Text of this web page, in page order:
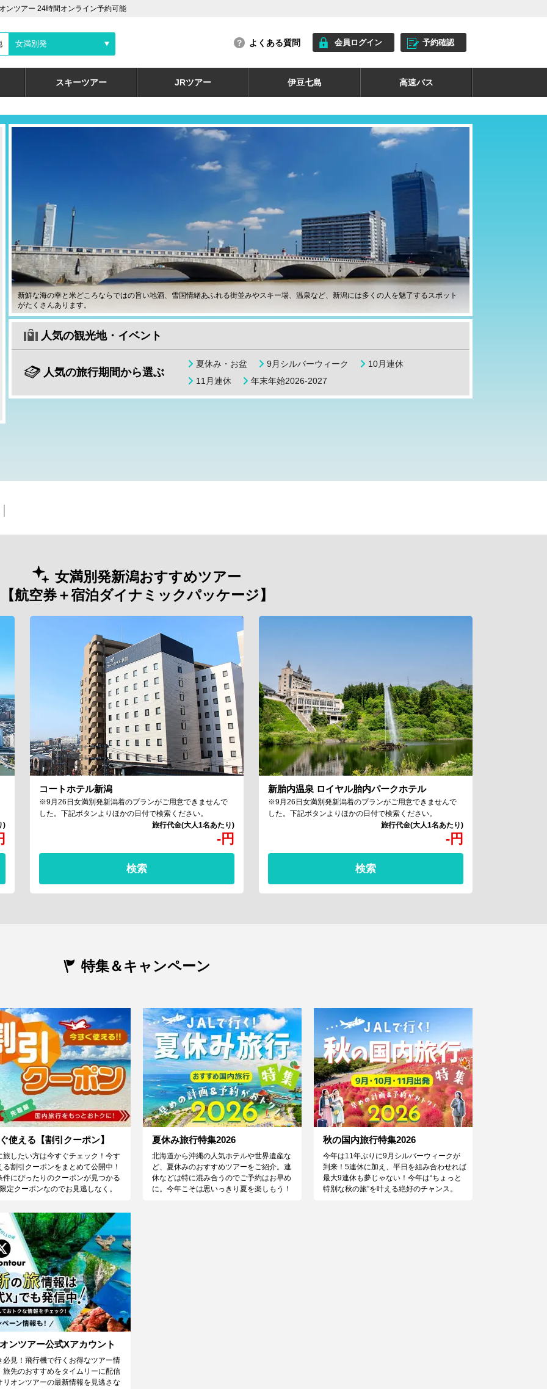
ンツアー 24時間オンライン予約可能
女満別発 よくある質問 会員ログイン 予約確認
スキーツアー JRツアー 伊豆七島 高速バス
新鮮な海の幸と米どころならではの旨い地酒、雪国情緒あふれる街並みやスキー場、温泉など、新潟には多くの人を魅了するスポット
がたくさんあります。
人気の観光地・イベント
人気の旅行期間から選ぶ
夏休み・お盆 9月シルバーウィーク
10月連休
11月連休
年末年始2026-2027
女満別発新潟おすすめツアー
【航空券＋宿泊ダイナミックパッケージ】
コートホテル新潟
-円
※9月26日女満別発新潟着のプランがご用意できませんで
した。下記ボタンよりほかの日付で検索ください。
検索
新胎内温泉 ロイヤル胎内パークホテル
-円
※9月26日女満別発新潟着のプランがご用意できませんで
した。下記ボタンよりほかの日付で検索ください。
検索
特集＆キャンペーン
使える【割引クーポン】
旅したい方は今すぐチェック！今す
る割引クーポンをまとめて公開中！
件にぴったりのクーポンが見つかる
定クーポンなのでお見逃しなく。
夏休み旅行特集2026
北海道から沖縄の人気ホテルや世界遺産な
ど、夏休みのおすすめツアーをご紹介。連
休などは特に混み合うのでご予約はお早め
に。今年こそは思いっきり夏を楽しもう！
秋の国内旅行特集2026
今年は11年ぶりに9月シルバーウィークが
到来！5連休に加え、平日を組み合わせれば
最大9連休も夢じゃない！今年は“ちょっと
特別な秋の旅”を叶える絶好のチャンス。
ンツアー公式Xアカウント
必見！飛行機で行くお得なツアー情
旅先のおすすめをタイムリーに配信
リオンツアーの最新情報を見逃さな